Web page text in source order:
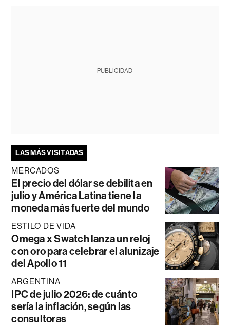
PUBLICIDAD
LAS MÁS VISITADAS
MERCADOS
El precio del dólar se debilita en
julio y América Latina tiene la
moneda más fuerte del mundo
ESTILO DE VIDA
Omega x Swatch lanza un reloj
con oro para celebrar el alunizaje
del Apollo 11
ARGENTINA
IPC de julio 2026: de cuánto
sería la inflación, según las
consultoras